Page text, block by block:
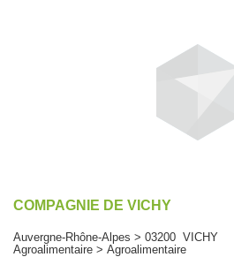
COMPAGNIE DE VICHY
Auvergne-Rhône-Alpes > 03200 VICHY
Agroalimentaire > Agroalimentaire